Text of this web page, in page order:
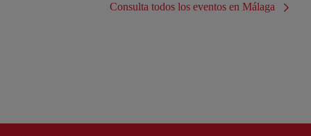
Consulta todos los eventos en Málaga